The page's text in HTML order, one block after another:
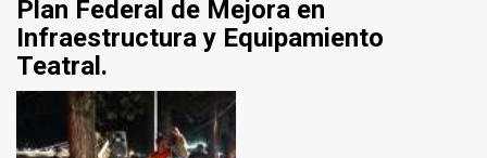
Plan Federal de Mejora en
Infraestructura y Equipamiento
Teatral.